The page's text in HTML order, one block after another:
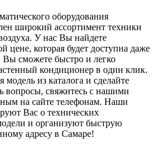
оборудования
широкий ассортимент техники
У нас Вы найдете
цене, которая будет доступна даже
сможете быстро и легко
кондиционер в один клик.
из каталога и сделайте
вопросы, свяжитесь с нашими
на сайте телефонам. Наши
Вас о технических
и организуют быструю
адресу в Самаре!